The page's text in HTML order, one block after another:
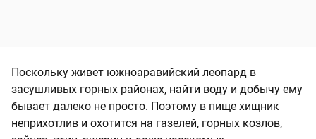
Поскольку живет южноаравийский леопард в
засушливых горных районах, найти воду и добычу ему
бывает далеко не просто. Поэтому в пище хищник
неприхотлив и охотится на газелей, горных козлов,